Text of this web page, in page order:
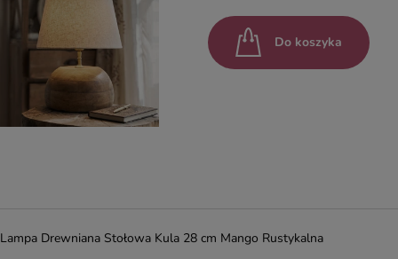
Do koszyka
Lampa Drewniana Stołowa Kula 28 cm Mango Rustykalna